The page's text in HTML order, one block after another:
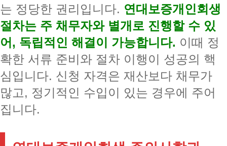
는 정당한 권리입니다. 연대보증개인회생
절차는 주 채무자와 별개로 진행할 수 있
어, 독립적인 해결이 가능합니다. 이때 정
확한 서류 준비와 절차 이행이 성공의 핵
심입니다. 신청 자격은 재산보다 채무가
많고, 정기적인 수입이 있는 경우에 주어
집니다.